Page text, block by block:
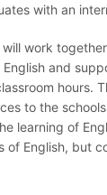
with an
work
and
hours.
to the
learning of
of English, but